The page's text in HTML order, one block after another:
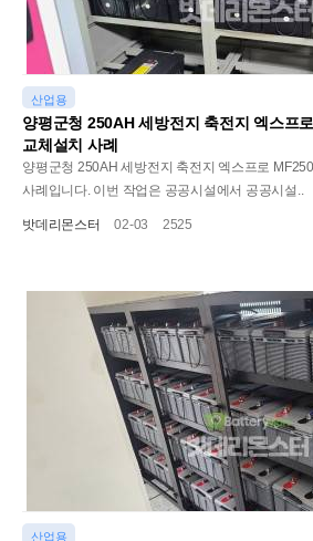
산업용
양평군청 250AH 세방전지 축전지 엑스프
교체설치 사례
양평군청 250AH 세방전지 축전지 엑스프로
사례입니다. 이번 작업은 공공시설에서 공공시설..
밧데리몬스터 02-03 2525
산업용